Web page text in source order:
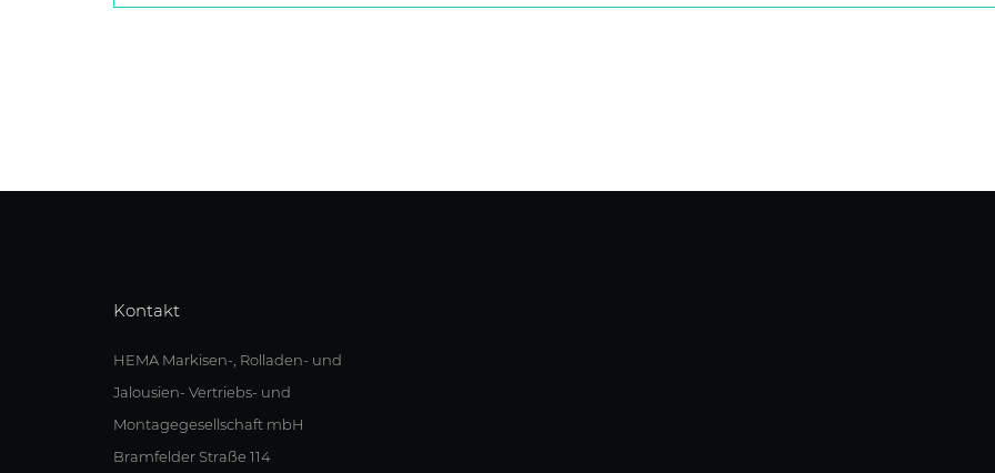
Kontakt
HEMA Markisen-, Rolladen- und
Jalousien- Vertriebs- und
Montagegesellschaft mbH
Bramfelder Straße 114